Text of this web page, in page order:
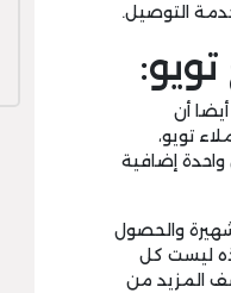
التوصيل.
أن
تويو،
إضافية
والحصول
ليست كل
المزيد من